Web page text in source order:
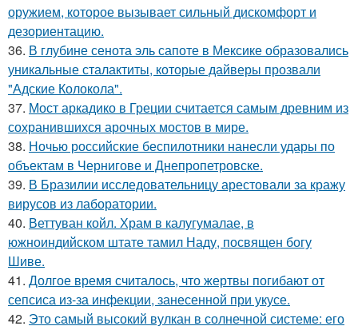
оружием, которое вызывает сильный дискомфорт и
дезориентацию.
36. В глубине сенота эль сапоте в Мексике образовались
уникальные сталактиты, которые дайверы прозвали
"Адские Колокола".
37. Мост аркадико в Греции считается самым древним из
сохранившихся арочных мостов в мире.
38. Ночью российские беспилотники нанесли удары по
объектам в Чернигове и Днепропетровске.
39. В Бразилии исследовательницу арестовали за кражу
вирусов из лаборатории.
40. Веттуван койл. Храм в калугумалае, в
южноиндийском штате тамил Наду, посвящен богу
Шиве.
41. Долгое время считалось, что жертвы погибают от
сепсиса из-за инфекции, занесенной при укусе.
42. Это самый высокий вулкан в солнечной системе: его